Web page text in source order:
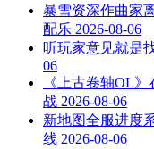
暴雪资深作曲家
配乐 2026-08-06
听玩家意见就是
06
《上古卷轴OL
战 2026-08-06
新地图全服进度
线 2026-08-06